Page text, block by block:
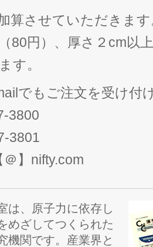
算させていただきま
80円）、厚さ２cm以
す。
でもご注文を受け付
3800
3801
】nifty.com
は、原子力に依存し
めざしてつくられた
機関です。産業界と